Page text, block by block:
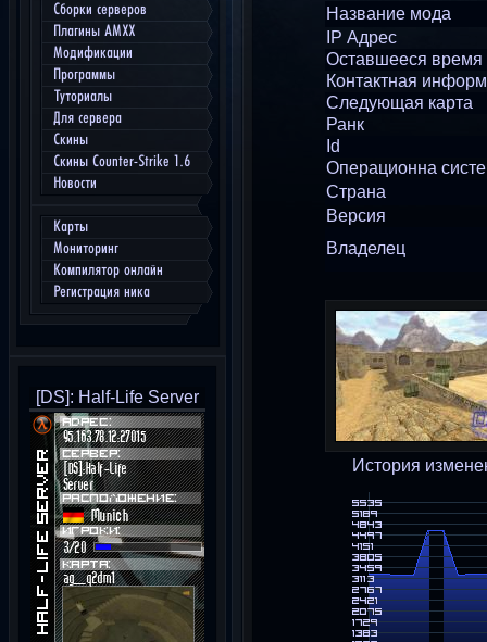
Сборки серверов
Плагины AMXX
Модификации
Программы
Туториалы
Для сервера
Скины
Скины Counter-Strike 1.6
Новости
Карты
Мониторинг
Компилятор онлайн
Регистрация ника
[DS]: Half-Life Server
Название мода
IP Адрес
Оставшееся время
Контактная
Следующая карта
Ранк
Id
Операционна
Страна
Версия
Владелец
История